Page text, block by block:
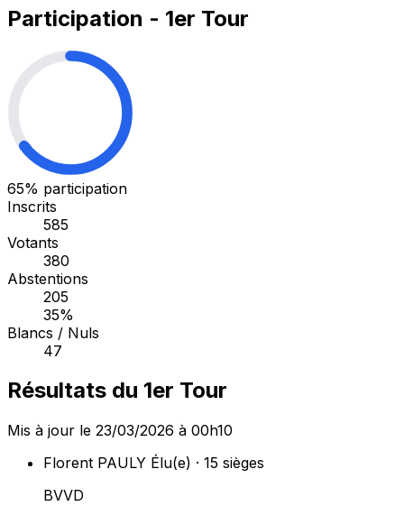
Participation - 1er Tour
65% participation
Inscrits
585
Votants
380
Abstentions
205
35%
Blancs / Nuls
47
Résultats du 1er Tour
Mis à jour le 23/03/2026 à 00h10
Florent PAULY Élu(e) · 15 sièges
BVVD